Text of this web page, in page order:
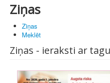
Ziņas
Ziņas
Meklēt
Ziņas - ieraksti ar